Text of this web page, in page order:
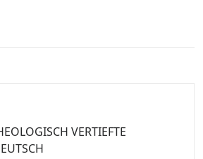
VERTIEFTE